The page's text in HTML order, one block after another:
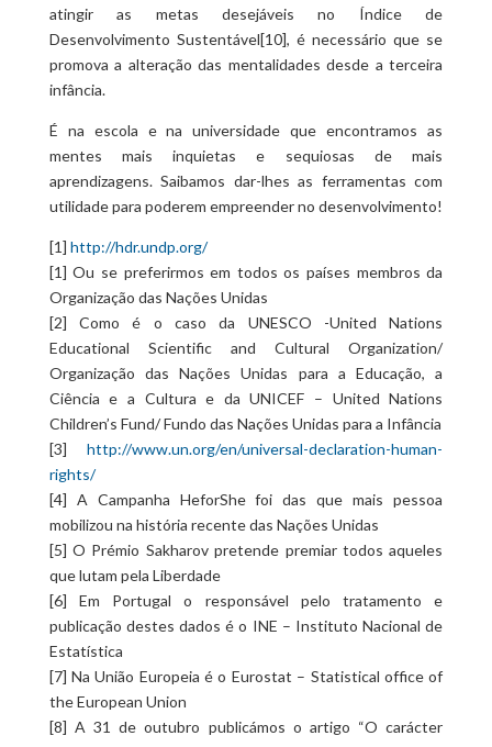
atingir as metas desejáveis no Índice de
Desenvolvimento Sustentável[10], é necessário que se
promova a alteração das mentalidades desde a terceira
infância.
É na escola e na universidade que encontramos as
mentes mais inquietas e sequiosas de mais
aprendizagens. Saibamos dar-lhes as ferramentas com
utilidade para poderem empreender no desenvolvimento!
[1] http://hdr.undp.org/
[1] Ou se preferirmos em todos os países membros da
Organização das Nações Unidas
[2] Como é o caso da UNESCO -United Nations
Educational Scientific and Cultural Organization/
Organização das Nações Unidas para a Educação, a
Ciência e a Cultura e da UNICEF – United Nations
Children’s Fund/ Fundo das Nações Unidas para a Infância
[3]http://www.un.org/en/universal-declaration-human-
rights/
[4] A Campanha HeforShe foi das que mais pessoa
mobilizou na história recente das Nações Unidas
[5] O Prémio Sakharov pretende premiar todos aqueles
que lutam pela Liberdade
[6] Em Portugal o responsável pelo tratamento e
publicação destes dados é o INE – Instituto Nacional de
Estatística
[7] Na União Europeia é o Eurostat – Statistical office of
the European Union
[8] A 31 de outubro publicámos o artigo “O carácter